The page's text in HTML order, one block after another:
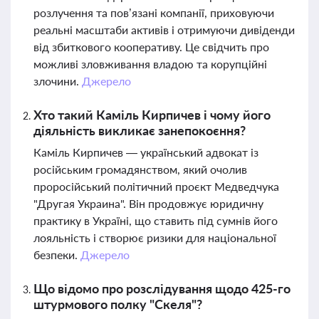
розлучення та пов’язані компанії, приховуючи
реальні масштаби активів і отримуючи дивіденди
від збиткового кооперативу. Це свідчить про
можливі зловживання владою та корупційні
злочини. Джерело
Хто такий Каміль Кирпичев і чому його
діяльність викликає занепокоєння?
Каміль Кирпичев — український адвокат із
російським громадянством, який очолив
проросійський політичний проєкт Медведчука
"Другая Украина". Він продовжує юридичну
практику в Україні, що ставить під сумнів його
лояльність і створює ризики для національної
безпеки. Джерело
Що відомо про розслідування щодо 425-го
штурмового полку "Скеля"?